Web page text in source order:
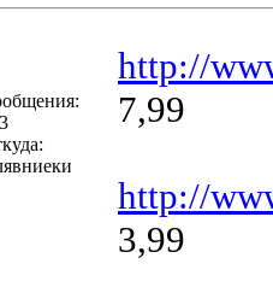
http://
7,99
http://
3,99